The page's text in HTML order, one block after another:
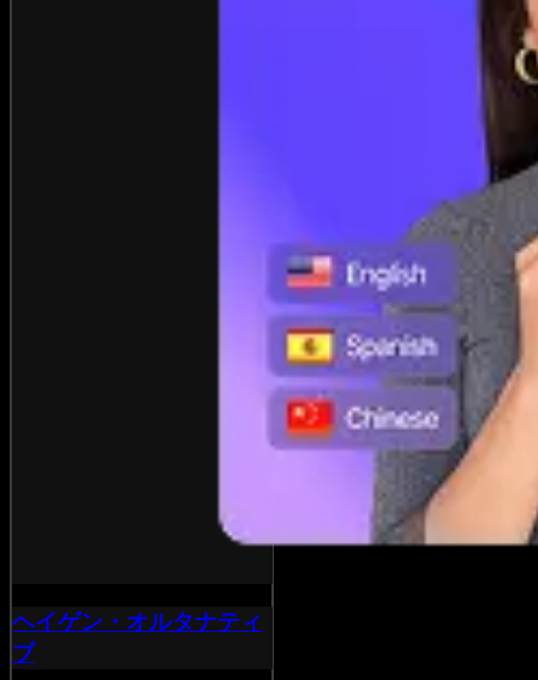
ヘイゲン・オルタナティ
ブ